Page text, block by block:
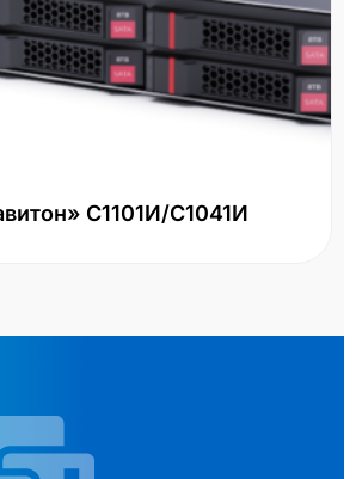
С1101И/С1041И